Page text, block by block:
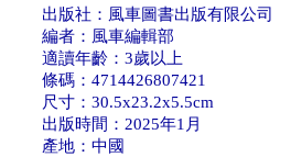
出版社：風車圖書出版有限公司
編者：風車編輯部
適讀年齡：3歲以上
條碼：4714426807421
尺寸：30.5x23.2x5.5cm
出版時間：2025年1月
產地：中國